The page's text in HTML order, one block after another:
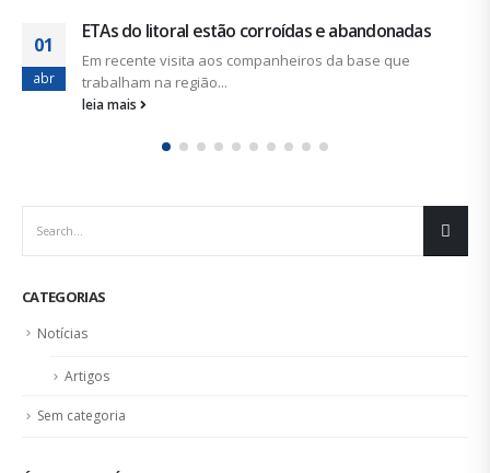
01
abr
ETAs do litoral estão corroídas e abandonadas
Em recente visita aos companheiros da base que
trabalham na região...
leia mais
CATEGORIAS
Notícias
Artigos
Sem categoria